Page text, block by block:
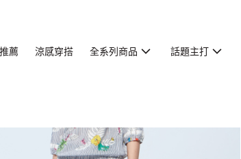
薦 涼感穿搭 全系列商品 話題主打